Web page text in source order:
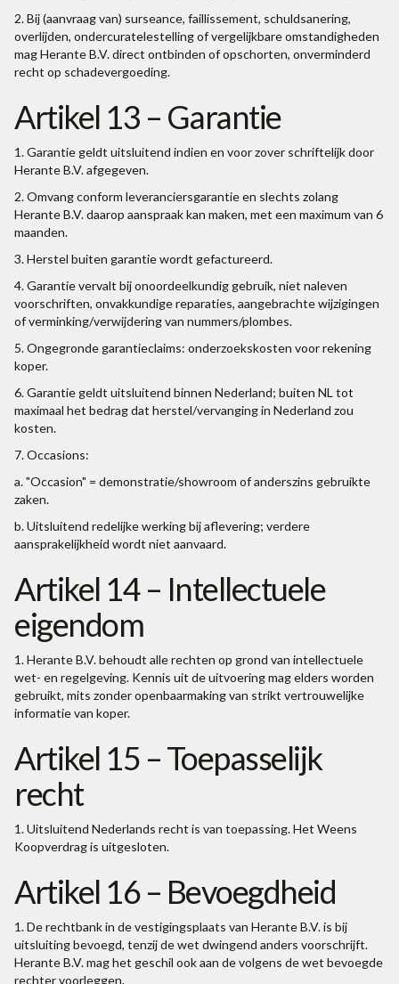
2. Bij (aanvraag van) surseance, faillissement, schuldsanering,
overlijden, ondercuratelestelling of vergelijkbare omstandigheden
mag Herante B.V. direct ontbinden of opschorten, onverminderd
recht op schadevergoeding.
Artikel 13 – Garantie
1. Garantie geldt uitsluitend indien en voor zover schriftelijk door
Herante B.V. afgegeven.
2. Omvang conform leveranciersgarantie en slechts zolang
Herante B.V. daarop aanspraak kan maken, met een maximum van 6
maanden.
3. Herstel buiten garantie wordt gefactureerd.
4. Garantie vervalt bij onoordeelkundig gebruik, niet naleven
voorschriften, onvakkundige reparaties, aangebrachte wijzigingen
of verminking/verwijdering van nummers/plombes.
5. Ongegronde garantieclaims: onderzoekskosten voor rekening
koper.
6. Garantie geldt uitsluitend binnen Nederland; buiten NL tot
maximaal het bedrag dat herstel/vervanging in Nederland zou
kosten.
7. Occasions:
a. "Occasion" = demonstratie/showroom of anderszins gebruikte
zaken.
b. Uitsluitend redelijke werking bij aflevering; verdere
aansprakelijkheid wordt niet aanvaard.
Artikel 14 – Intellectuele
eigendom
1. Herante B.V. behoudt alle rechten op grond van intellectuele
wet- en regelgeving. Kennis uit de uitvoering mag elders worden
gebruikt, mits zonder openbaarmaking van strikt vertrouwelijke
informatie van koper.
Artikel 15 – Toepasselijk
recht
1. Uitsluitend Nederlands recht is van toepassing. Het Weens
Koopverdrag is uitgesloten.
Artikel 16 – Bevoegdheid
1. De rechtbank in de vestigingsplaats van Herante B.V. is bij
uitsluiting bevoegd, tenzij de wet dwingend anders voorschrijft.
Herante B.V. mag het geschil ook aan de volgens de wet bevoegde
rechter voorleggen.